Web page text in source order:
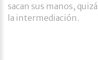
sacan sus manos,
la intermediación.